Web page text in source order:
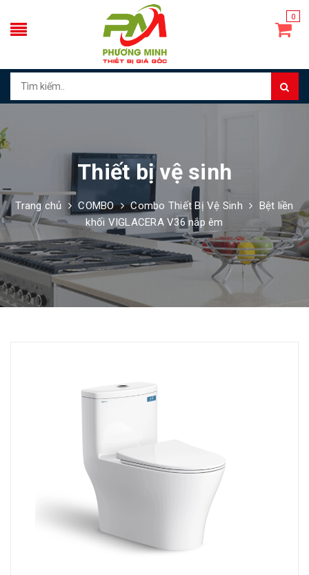
0
Thiết bị vệ sinh
Trang chủ COMBO Combo Thiết Bị Vệ Sinh
Bệt liền
khối VIGLACERA V36 nắp êm